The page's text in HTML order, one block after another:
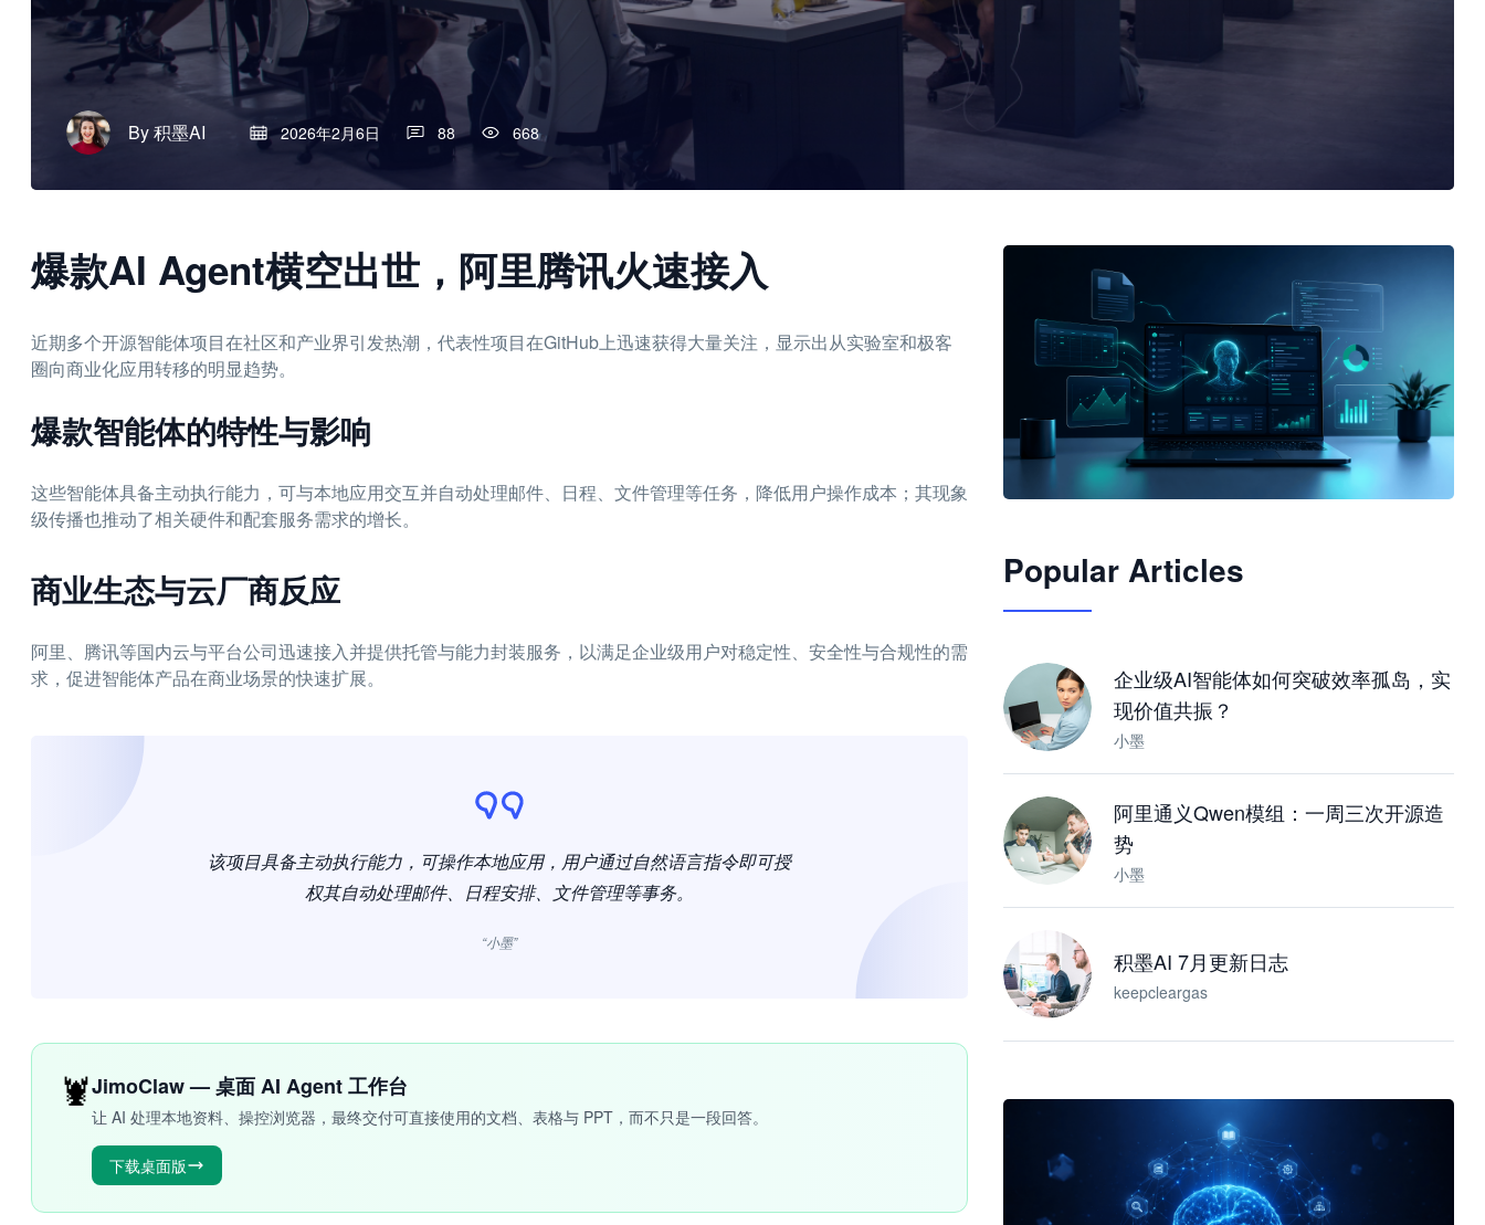
By积墨AI 2026年2月6日 88 668
爆款AI Agent横空出世，阿里腾讯火速接入
近期多个开源智能体项目在社区和产业界引发热潮，代表性项目在GitHub上迅速获得大量关注，显示出从实验室和极客
圈向商业化应用转移的明显趋势。
爆款智能体的特性与影响
这些智能体具备主动执行能力，可与本地应用交互并自动处理邮件、日程、文件管理等任务，降低用户操作成本；其现象
级传播也推动了相关硬件和配套服务需求的增长。
商业生态与云厂商反应
阿里、腾讯等国内云与平台公司迅速接入并提供托管与能力封装服务，以满足企业级用户对稳定性、安全性与合规性的需
求，促进智能体产品在商业场景的快速扩展。
该项目具备主动执行能力，可操作本地应用，用户通过自然语言指令即可授
权其自动处理邮件、日程安排、文件管理等事务。
“小墨”
🦞JimoClaw — 桌面 AI Agent 工作台
让 AI 处理本地资料、操控浏览器，最终交付可直接使用的文档、表格与 PPT，而不只是一段回答。
下载桌面版
JimoClaw 桌面 AI Agent 工作台
Popular Articles
企业级AI智能体如何突破效率孤岛，实
现价值共振？
小墨
阿里通义Qwen模组：一周三次开源造
势
小墨
积墨AI 7月更新日志
keepcleargas